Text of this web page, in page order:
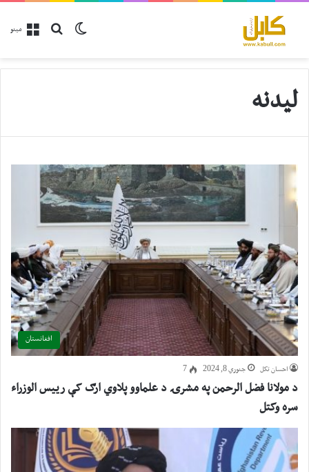
مینو پلټل
Switch skin
لیدنه
افغانستان
احسان تکل جنوري 8, 2024 7
د مولانا فضل الرحمن په مشرۍ د علماوو پلاوي ارګ کې رييس الوزراء
سره وکتل